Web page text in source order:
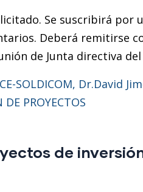
Se suscribirá por
Deberá remitirse
de Junta directiva
SOLDICOM, Dr.David
PROYECTOS
de